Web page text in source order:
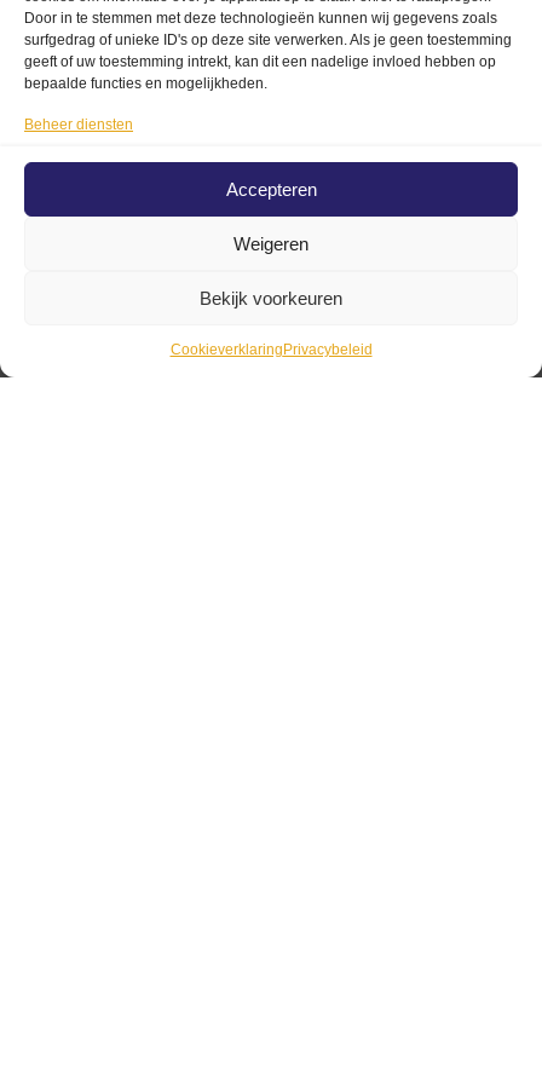
Door in te stemmen met deze technologieën kunnen wij gegevens zoals
surfgedrag of unieke ID's op deze site verwerken. Als je geen toestemming
geeft of uw toestemming intrekt, kan dit een nadelige invloed hebben op
bepaalde functies en mogelijkheden.
Beheer diensten
Accepteren
Weigeren
Bekijk voorkeuren
Cookieverklaring Privacybeleid
selecteren
Opties
selecteren
Opties
selecteren
Blikken witte
Fiat 500 met
surfplanken